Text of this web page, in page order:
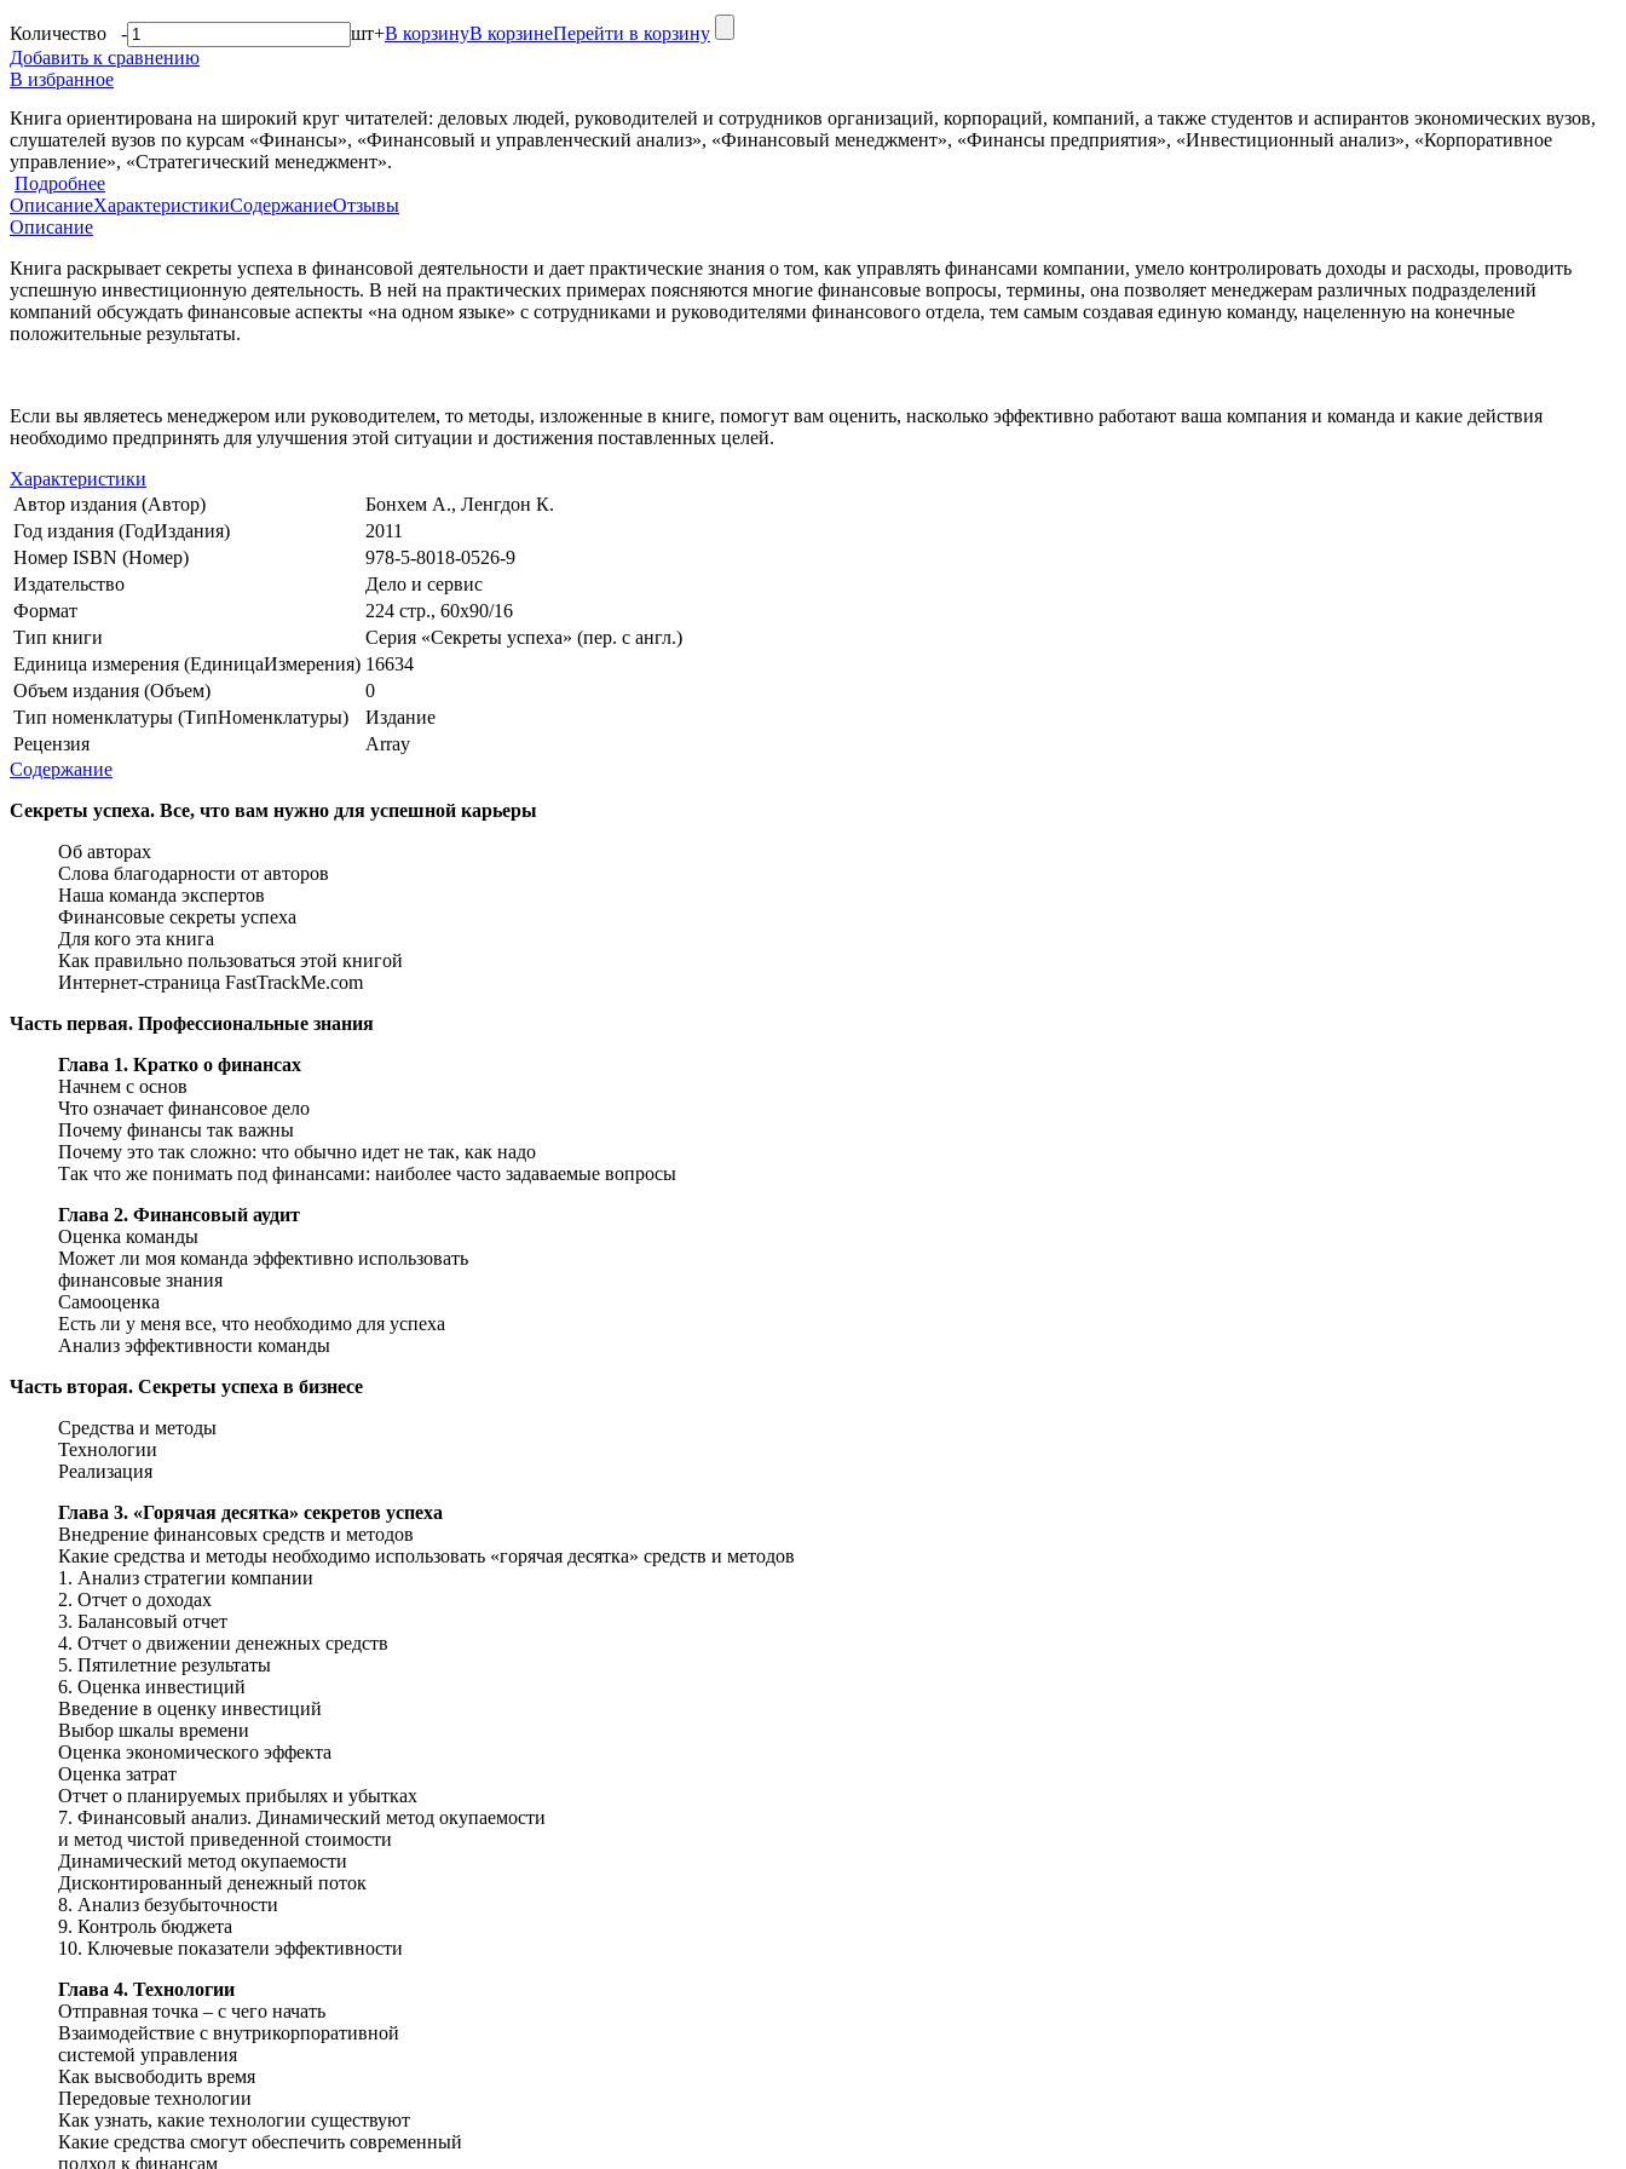
Количество - шт+В корзинуВ корзинеПерейти в корзину
Добавить к сравнению
В избранное
Книга ориентирована на широкий круг читателей: деловых людей, руководителей и сотрудников организаций, корпораций, компаний, а также студентов и аспирантов экономических вузов,
слушателей вузов по курсам «Финансы», «Финансовый и управленческий анализ», «Финансовый менеджмент», «Финансы предприятия», «Инвестиционный анализ», «Корпоративное
управление», «Стратегический менеджмент».
Подробнее
ОписаниеХарактеристикиСодержаниеОтзывы
Описание
Книга раскрывает секреты успеха в финансовой деятельности и дает практические знания о том, как управлять финансами компании, умело контролировать доходы и расходы, проводить
успешную инвестиционную деятельность. В ней на практических примерах поясняются многие финансовые вопросы, термины, она позволяет менеджерам различных подразделений
компаний обсуждать финансовые аспекты «на одном языке» с сотрудниками и руководителями финансового отдела, тем самым создавая единую команду, нацеленную на конечные
положительные результаты.
Если вы являетесь менеджером или руководителем, то методы, изложенные в книге, помогут вам оценить, насколько эффективно работают ваша компания и команда и какие действия
необходимо предпринять для улучшения этой ситуации и достижения поставленных целей.
Характеристики
Автор издания (Автор)
Бонхем А., Ленгдон К.
Год издания (ГодИздания)
2011
Номер ISBN (Номер)
978-5-8018-0526-9
Издательство
Дело и сервис
Формат
224 стр., 60х90/16
Тип книги
Серия «Секреты успеха» (пер. с англ.)
Единица измерения (ЕдиницаИзмерения) 16634
Объем издания (Объем)
0
Тип номенклатуры (ТипНоменклатуры)
Издание
Рецензия
Array
Содержание
Секреты успеха. Все, что вам нужно для успешной карьеры
Об авторах
Слова благодарности от авторов
Наша команда экспертов
Финансовые секреты успеха
Для кого эта книга
Как правильно пользоваться этой книгой
Интернет-­страница Fast­Track­Me.com
Часть первая. Профессиональные знания
Глава 1. Кратко о финансах
Начнем с основ
Что означает финансовое дело
Почему финансы так важны
Почему это так сложно: что обычно идет не так, как надо
Так что же понимать под финансами: наиболее часто задаваемые вопросы
Глава 2. Финансовый аудит
Оценка команды
Может ли моя команда эффективно использовать
финансовые знания
Самооценка
Есть ли у меня все, что необходимо для успеха
Анализ эффективности команды
Часть вторая. Секреты успеха в бизнесе
Средства и методы
Технологии
Реализация
Глава 3. «Горячая десятка» секретов успеха
Внедрение финансовых средств и методов
Какие средства и методы необходимо использовать «горячая десятка» средств и методов
1. Анализ стратегии компании
2. Отчет о доходах
3. Балансовый отчет
4. Отчет о движении денежных средств
5. Пятилетние результаты
6. Оценка инвестиций
Введение в оценку инвестиций
Выбор шкалы времени
Оценка экономического эффекта
Оценка затрат
Отчет о планируемых прибылях и убытках
7. Финансовый анализ. Динамический метод окупаемости
и метод чистой приведенной стоимости
Динамический метод окупаемости
Дисконтированный денежный поток
8. Анализ безубыточности
9. Контроль бюджета
10. Ключевые показатели эффективности
Глава 4. Технологии
Отправная точка – с чего начать
Взаимодействие с внутрикорпоративной
системой управления
Как высвободить время
Передовые технологии
Как узнать, какие технологии существуют
Какие средства смогут обеспечить современный
подход к финансам